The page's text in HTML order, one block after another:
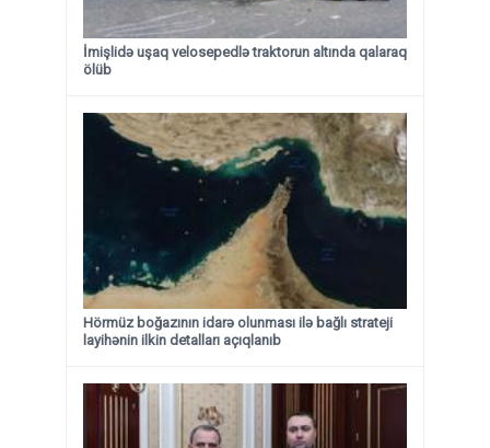
İmişlidə uşaq velosepedlə traktorun altında qalaraq
ölüb
Hörmüz boğazının idarə olunması ilə bağlı strateji
layihənin ilkin detalları açıqlanıb